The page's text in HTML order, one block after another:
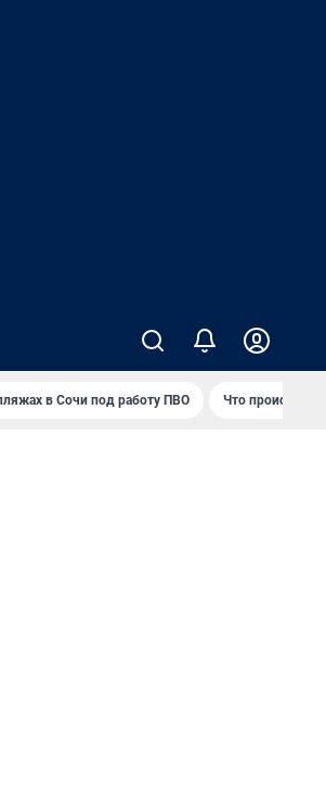
в Сочи под работу ПВО Что происходит